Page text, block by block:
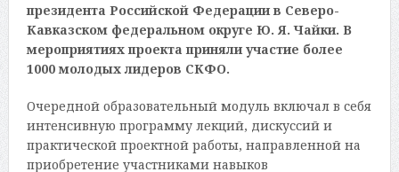
президента Российской Федерации в Северо-
Кавказском федеральном округе Ю. Я. Чайки. В
мероприятиях проекта приняли участие более
1000 молодых лидеров СКФО.
Очередной образовательный модуль включал в себя
интенсивную программу лекций, дискуссий и
практической проектной работы, направленной на
приобретение участниками навыков